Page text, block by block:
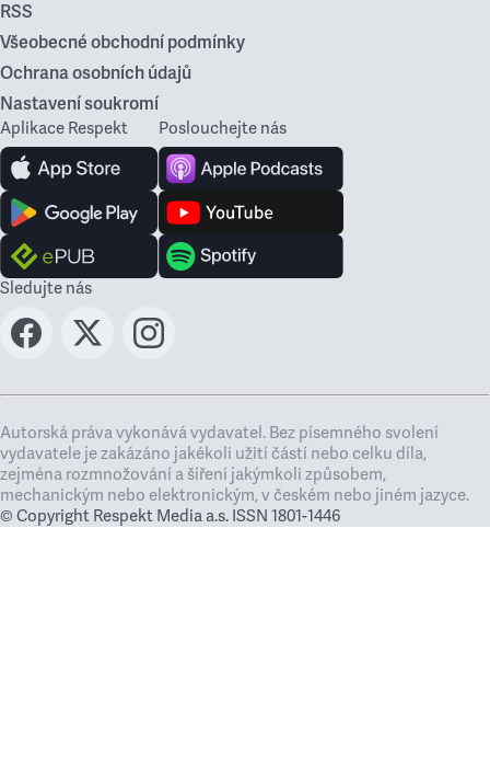
RSS
Všeobecné obchodní podmínky
Ochrana osobních údajů
Nastavení soukromí
Aplikace Respekt Poslouchejte nás
Sledujte nás
Autorská práva vykonává vydavatel. Bez písemného svolení
vydavatele je zakázáno jakékoli užití částí nebo celku díla,
zejména rozmnožování a šíření jakýmkoli způsobem,
mechanickým nebo elektronickým, v českém nebo jiném jazyce.
© Copyright Respekt Media a.s. ISSN 1801-1446